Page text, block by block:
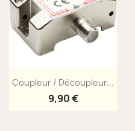
Aperçu rapide
Coupleur / Découpleur...
9,90 €